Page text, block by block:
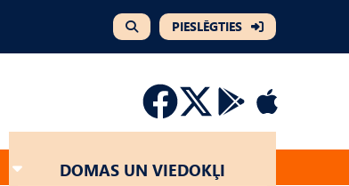
PIESLĒGTIES
DOMAS UN VIEDOKĻI